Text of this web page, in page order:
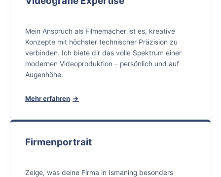
Mein Anspruch als Filmemacher ist es, kreative
Konzepte mit höchster technischer Präzision zu
verbinden. Ich biete dir das volle Spektrum einer
modernen Videoproduktion – persönlich und auf
Augenhöhe.
Mehr erfahren
Firmenportrait
Zeige, was deine Firma in Ismaning besonders